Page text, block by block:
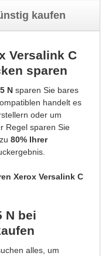
kaufen
Versalink C
sparen
N sparen Sie bares
handelt es
oder um
Regel sparen Sie
80% Ihrer
Xerox Versalink C
N bei
alles, um